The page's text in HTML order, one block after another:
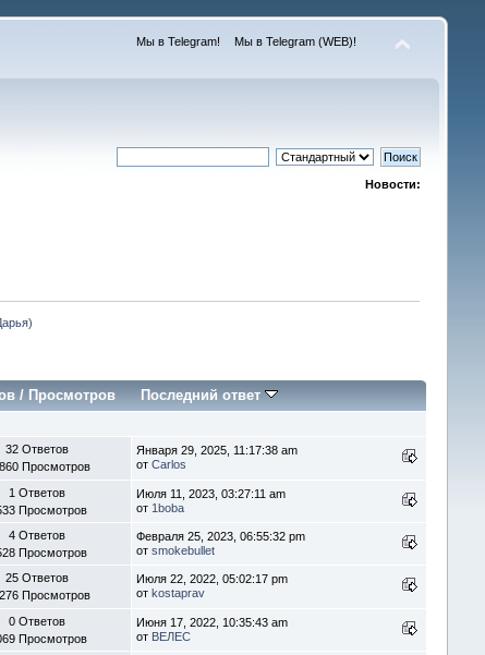
Мы в Telegram! Мы в Telegram (WEB)!
Новости:
)
/ Просмотров Последний ответ
32 Ответов
Просмотров
Января 29, 2025, 11:17:38 am
от Carlos
1 Ответов
Просмотров
Июля 11, 2023, 03:27:11 am
от 1boba
4 Ответов
Просмотров
Февраля 25, 2023, 06:55:32 pm
от smokebullet
25 Ответов
Просмотров
Июля 22, 2022, 05:02:17 pm
от kostaprav
0 Ответов
Просмотров
Июня 17, 2022, 10:35:43 am
от ВЕЛЕС